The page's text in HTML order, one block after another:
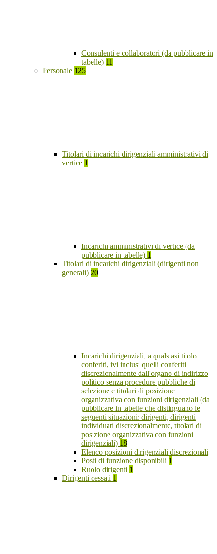
Consulenti e collaboratori (da pubblicare in
tabelle) 11
Personale 125
Titolari di incarichi dirigenziali amministrativi di
vertice 1
Incarichi amministrativi di vertice (da
pubblicare in tabelle) 1
Titolari di incarichi dirigenziali (dirigenti non
generali) 20
Incarichi dirigenziali, a qualsiasi titolo
conferiti, ivi inclusi quelli conferiti
discrezionalmente dall'organo di indirizzo
politico senza procedure pubbliche di
selezione e titolari di posizione
organizzativa con funzioni dirigenziali (da
pubblicare in tabelle che distinguano le
seguenti situazioni: dirigenti, dirigenti
individuati discrezionalmente, titolari di
posizione organizzativa con funzioni
dirigenziali) 18
Elenco posizioni dirigenziali discrezionali
Posti di funzione disponibili 1
Ruolo dirigenti 1
Dirigenti cessati 1